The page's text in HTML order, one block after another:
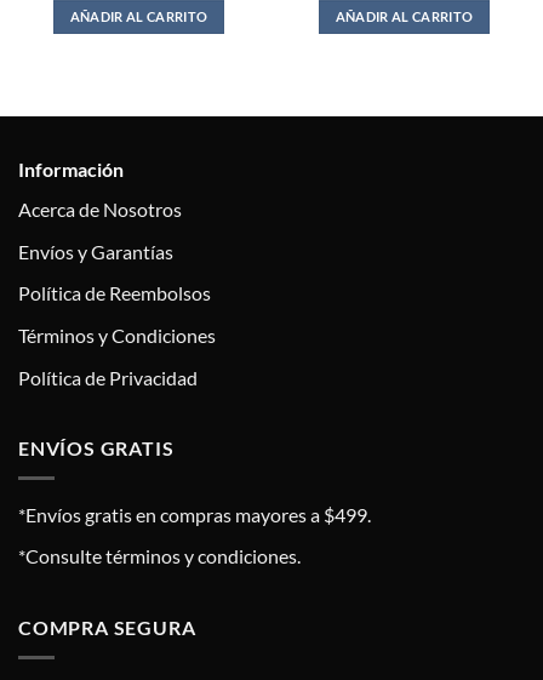
AÑADIR AL CARRITO AÑADIR AL CARRITO
Información
Acerca de Nosotros
Envíos y Garantías
Política de Reembolsos
Términos y Condiciones
Política de Privacidad
ENVÍOS GRATIS
*Envíos gratis en compras mayores a $499.
*Consulte términos y condiciones.
COMPRA SEGURA